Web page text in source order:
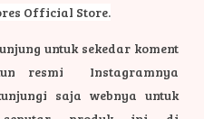
Official Store.
untuk sekedar koment
resmi Instagramnya
saja webnya untuk